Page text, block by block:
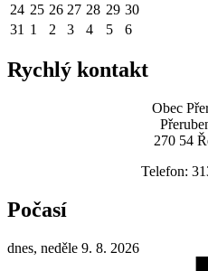
24 25 26 27 28 29 30
31 1 2 3 4 5 6
Rychlý kontakt
Obec
270 54
Telefon:
Počasí
dnes, neděle 9. 8. 2026